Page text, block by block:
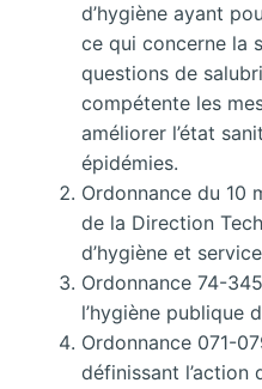
d’hygiène ayant
ce qui concerne la
questions de
compétente les
améliorer l’état
épidémies.
Ordonnance du 10
de la Direction
d’hygiène et
Ordonnance 74-
l’hygiène publique
Ordonnance 071-
définissant l’action